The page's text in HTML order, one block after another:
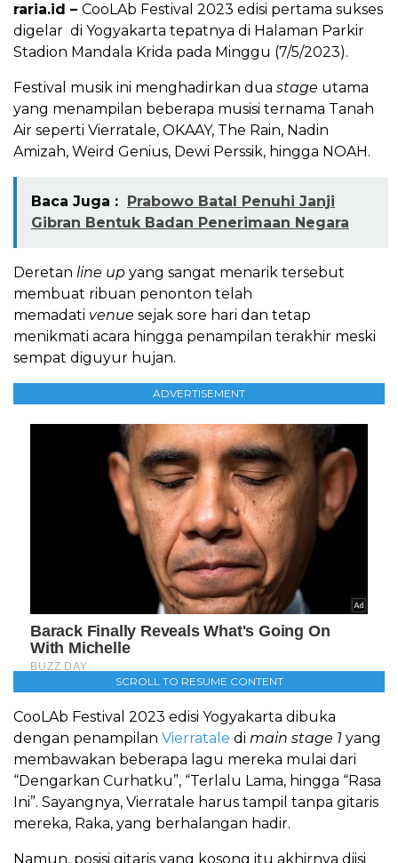
raria.id – CooLAb Festival 2023 edisi pertama sukses
digelar di Yogyakarta tepatnya di Halaman Parkir
Stadion Mandala Krida pada Minggu (7/5/2023).
Festival musik ini menghadirkan dua stage utama
yang menampilan beberapa musisi ternama Tanah
Air seperti Vierratale, OKAAY, The Rain, Nadin
Amizah, Weird Genius, Dewi Perssik, hingga NOAH.
Baca Juga :
Prabowo Batal Penuhi Janji
Gibran Bentuk Badan Penerimaan Negara
Deretan line up yang sangat menarik tersebut
membuat ribuan penonton telah
memadati venue sejak sore hari dan tetap
menikmati acara hingga penampilan terakhir meski
sempat diguyur hujan.
ADVERTISEMENT
SCROLL TO RESUME CONTENT
CooLAb Festival 2023 edisi Yogyakarta dibuka
dengan penampilan Vierratale di main stage 1 yang
membawakan beberapa lagu mereka mulai dari
“Dengarkan Curhatku”, “Terlalu Lama, hingga “Rasa
Ini”. Sayangnya, Vierratale harus tampil tanpa gitaris
mereka, Raka, yang berhalangan hadir.
Namun, posisi gitaris yang kosong itu akhirnya diisi